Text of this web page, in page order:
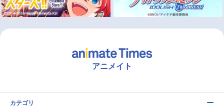
アニメイト
カテゴリ